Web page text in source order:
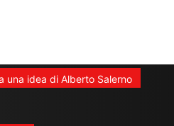
una idea di Alberto Salerno